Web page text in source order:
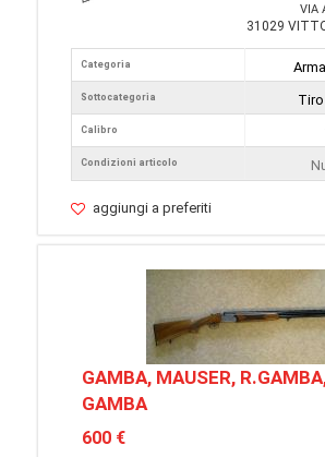
VIA
31029
Categoria
Sottocategoria
Calibro
Condizioni articolo
aggiungi a preferiti
GAMBA, MAUSER,
GAMBA
600 €